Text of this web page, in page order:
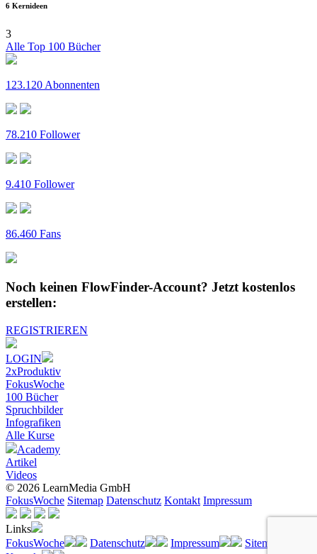
6 Kernideen
3
Alle Top 100 Bücher
123.120 Abonnenten
78.210 Follower
9.410 Follower
86.460 Fans
Noch keinen FlowFinder-Account? Jetzt kostenlos
erstellen:
REGISTRIEREN
LOGIN
2xProduktiv
FokusWoche
100 Bücher
Spruchbilder
Infografiken
Alle Kurse
Academy
Artikel
Videos
© 2026 LearnMedia GmbH
FokusWoche Sitemap Datenschutz Kontakt Impressum
Links
FokusWoche
Datenschutz Impressum
Sitemap